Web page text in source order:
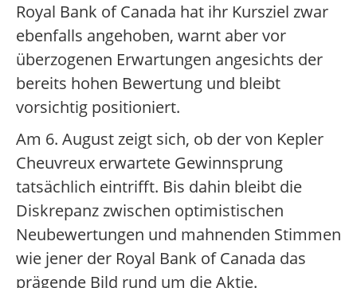
Royal Bank of Canada hat ihr Kursziel zwar
ebenfalls angehoben, warnt aber vor
überzogenen Erwartungen angesichts der
bereits hohen Bewertung und bleibt
vorsichtig positioniert.
Am 6. August zeigt sich, ob der von Kepler
Cheuvreux erwartete Gewinnsprung
tatsächlich eintrifft. Bis dahin bleibt die
Diskrepanz zwischen optimistischen
Neubewertungen und mahnenden Stimmen
wie jener der Royal Bank of Canada das
prägende Bild rund um die Aktie.